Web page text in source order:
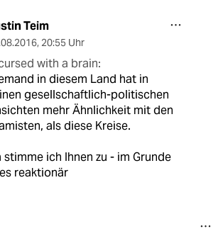
Teim
, 20:55 Uhr
with a brain:
in diesem Land hat in
gesellschaftlich-politischen
mehr Ähnlichkeit mit den
als diese Kreise.
stimme ich Ihnen zu - im Grunde
reaktionär